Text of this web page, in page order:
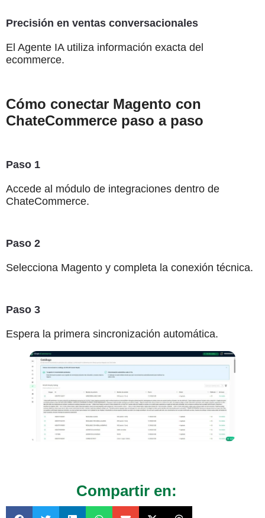
Precisión en ventas conversacionales
El Agente IA utiliza información exacta del
ecommerce.
Cómo conectar Magento con
ChateCommerce paso a paso
Paso 1
Accede al módulo de integraciones dentro de
ChateCommerce.
Paso 2
Selecciona Magento y completa la conexión técnica.
Paso 3
Espera la primera sincronización automática.
Compartir en: